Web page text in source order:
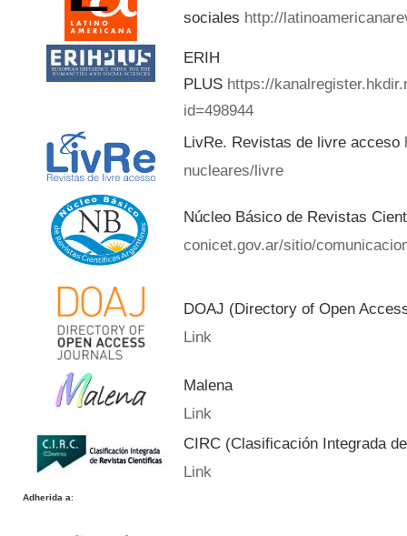
sociales http://
ERIH
PLUS https://
id=498944
LivRe. Revistas de livre acceso
nucleares/livre
Núcleo Básico de Revistas
conicet.gov.ar/sitio/
DOAJ (Directory of Open
Link
Malena
Link
CIRC (Clasificación Integrada
Link
Adherida a: